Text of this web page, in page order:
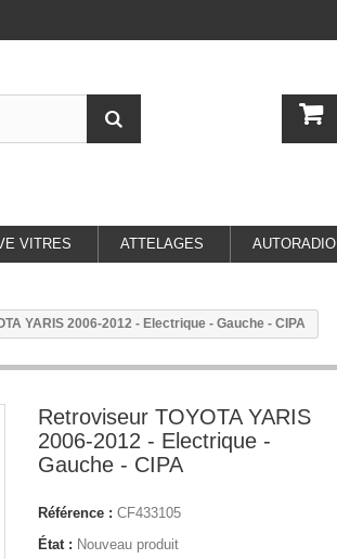
VITRES ATTELAGES AUTORADIO
YARIS 2006-2012 - Electrique - Gauche - CIPA
Retroviseur TOYOTA YARIS
2006-2012 - Electrique -
Gauche - CIPA
Référence : CF433105
État : Nouveau produit